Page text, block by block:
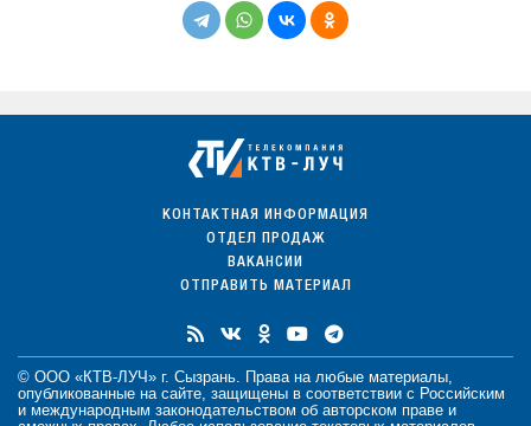
КОНТАКТНАЯ ИНФОРМАЦИЯ
ОТДЕЛ ПРОДАЖ
ВАКАНСИИ
ОТПРАВИТЬ МАТЕРИАЛ
© ООО «КТВ-ЛУЧ» г. Сызрань. Права на любые материалы
опубликованные на сайте, защищены в соответствии с Российским
и международным законодательством об авторском праве и